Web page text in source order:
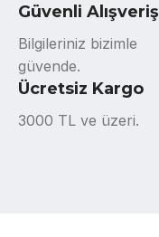
Güvenli Alışveriş
Bilgileriniz bizimle
güvende.
Ücretsiz Kargo
3000 TL ve üzeri.